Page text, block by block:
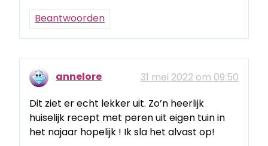
Beantwoorden
annelore
31 mei 2022 om 09:50
Dit ziet er echt lekker uit. Zo’n heerlijk
huiselijk recept met peren uit eigen tuin in
het najaar hopelijk ! Ik sla het alvast op!